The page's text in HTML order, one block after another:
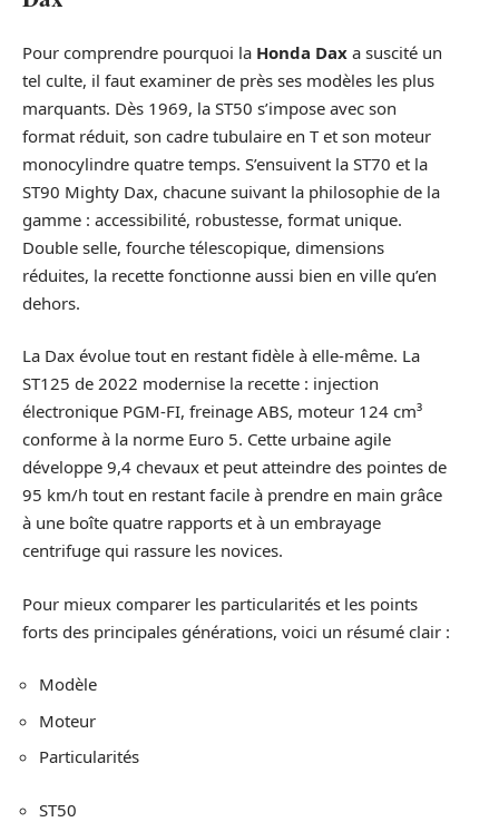
Pour comprendre pourquoi la Honda Dax a suscité un
tel culte, il faut examiner de près ses modèles les plus
marquants. Dès 1969, la ST50 s’impose avec son
format réduit, son cadre tubulaire en T et son moteur
monocylindre quatre temps. S’ensuivent la ST70 et la
ST90 Mighty Dax, chacune suivant la philosophie de la
gamme : accessibilité, robustesse, format unique.
Double selle, fourche télescopique, dimensions
réduites, la recette fonctionne aussi bien en ville qu’en
dehors.
La Dax évolue tout en restant fidèle à elle-même. La
ST125 de 2022 modernise la recette : injection
électronique PGM-FI, freinage ABS, moteur 124 cm³
conforme à la norme Euro 5. Cette urbaine agile
développe 9,4 chevaux et peut atteindre des pointes de
95 km/h tout en restant facile à prendre en main grâce
à une boîte quatre rapports et à un embrayage
centrifuge qui rassure les novices.
Pour mieux comparer les particularités et les points
forts des principales générations, voici un résumé clair :
Modèle
Moteur
Particularités
ST50